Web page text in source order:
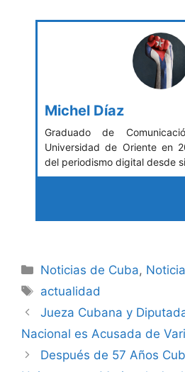
Michel Díaz
Graduado de
Universidad de Oriente en
del periodismo digital desde
Categories
Noticias de Cuba,
Tags
actualidad
Jueza Cubana y
Nacional es Acusada de
Después de 57 Años